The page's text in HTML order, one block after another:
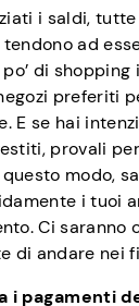
i saldi,
ad
di shopping
preferiti
E se hai
provali
modo,
i tuoi
Ci saranno
di andare nei
i pagamenti